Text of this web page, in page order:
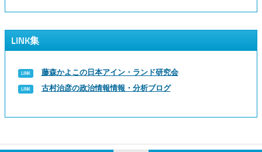
LINK集
藤森かよこの日本アイン・ランド研究会
古村治彦の政治情報情報・分析ブログ